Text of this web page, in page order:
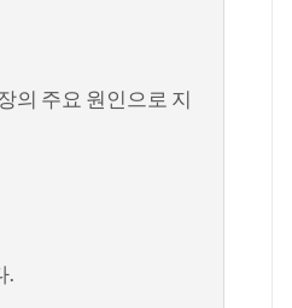
의 주요 원인으로 지
.